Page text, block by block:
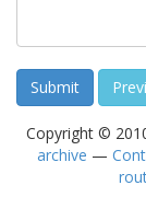
Copyright ©
archive —